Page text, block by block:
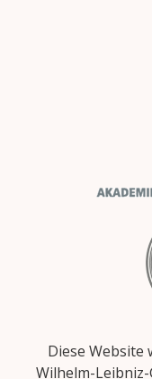
Diese
Wilhelm-